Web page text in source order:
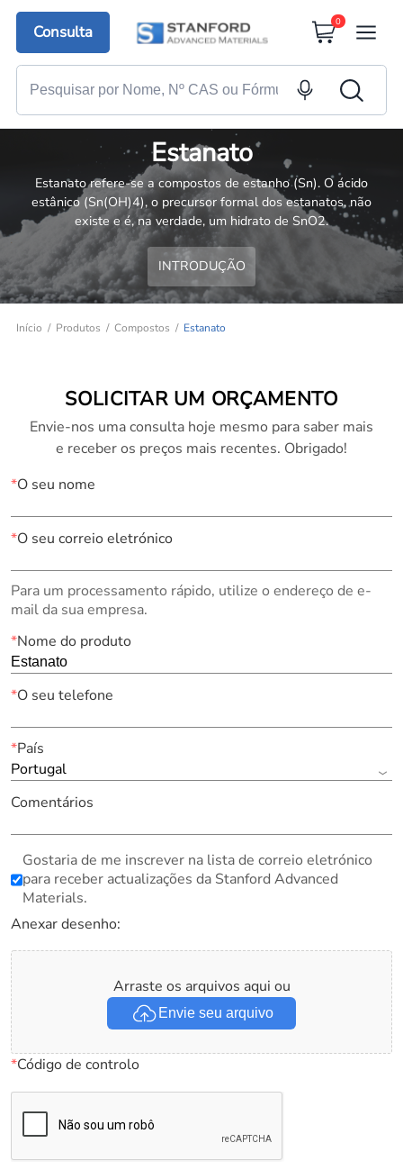
Consulta
0
Estanato
Estanato refere-se a compostos de estanho (Sn). O ácido
estânico (Sn(OH)4), o precursor formal dos estanatos, não
existe e é, na verdade, um hidrato de SnO2.
INTRODUÇÃO
Início Produtos Compostos Estanato
SOLICITAR UM ORÇAMENTO
Envie-nos uma consulta hoje mesmo para saber mais
e receber os preços mais recentes. Obrigado!
*O seu nome
*O seu correio eletrónico
Para um processamento rápido, utilize o endereço de e-
mail da sua empresa.
*Nome do produto
*O seu telefone
*País
Portugal
Comentários
Gostaria de me inscrever na lista de correio eletrónico
para receber actualizações da Stanford Advanced
Materials.
Anexar desenho:
Arraste os arquivos aqui ou
Envie seu arquivo
*Código de controlo